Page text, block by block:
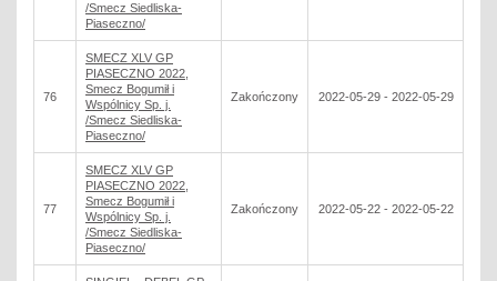
/Smecz Siedliska-
Piaseczno/
76
SMECZ XLV GP
PIASECZNO 2022,
Smecz Bogumił i
Wspólnicy Sp. j.
/Smecz Siedliska-
Piaseczno/
Zakończony 2022-05-29 - 2022-05-29
77
SMECZ XLV GP
PIASECZNO 2022,
Smecz Bogumił i
Wspólnicy Sp. j.
/Smecz Siedliska-
Piaseczno/
Zakończony 2022-05-22 - 2022-05-22